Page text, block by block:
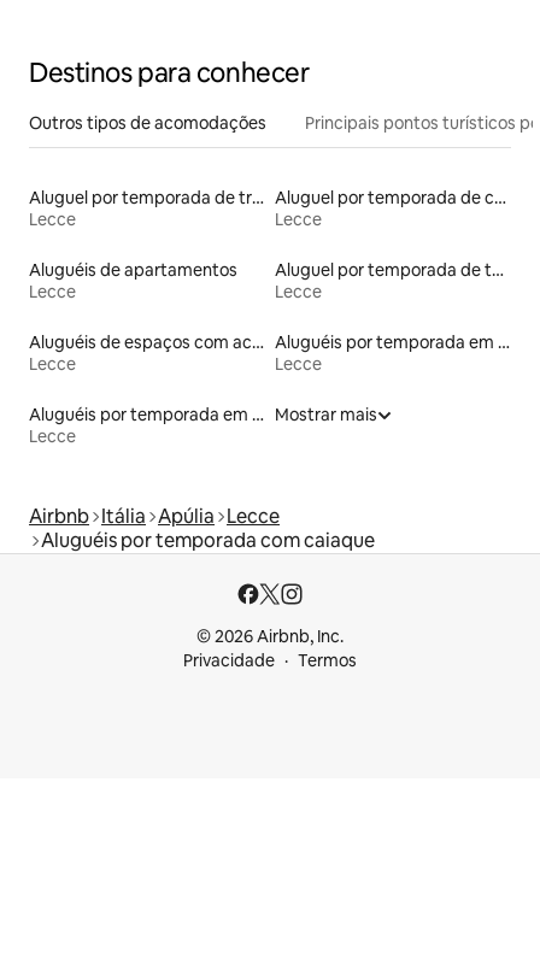
Destinos para conhecer
Outros tipos de acomodações Principais pontos turísticos
Aluguel por temporada de trullo
Lecce
Aluguel por temporada de casas de veraneio
Lecce
Aluguéis de apartamentos
Lecce
Aluguel por temporada de townhouses
Lecce
Aluguéis de espaços com acesso direto a pistas de esqui
Lecce
Aluguéis por temporada em hotéis-fazenda
Lecce
Aluguéis por temporada em resorts
Lecce
Mostrar mais
Airbnb Itália Apúlia Lecce
Aluguéis por temporada com caiaque
© 2026 Airbnb, Inc.
Privacidade
Termos